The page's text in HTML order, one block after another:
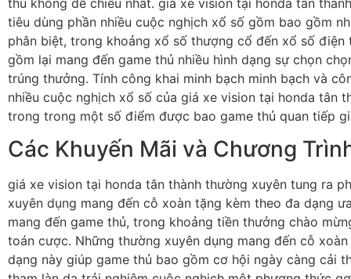
tiêu dùng phần nhiều cuộc nghịch xổ số gồm bao gồm
phân biệt, trong khoảng xổ số thượng cổ đến xổ số điện
gồm lại mang đến game thủ nhiều hình dạng sự chọn
trúng thưởng. Tính công khai minh bạch minh bạch và
nhiều cuộc nghịch xổ số của giá xe vision tại honda tân
trong trong một số điểm được bao game thủ quan tiếp
Các Khuyến Mãi và Chương
giá xe vision tại honda tân thành thường xuyên tung ra
xuyên dụng mang đến cỗ xoàn tặng kèm theo đa dạng
mang đến game thủ, trong khoảng tiền thưởng chào
toán cược. Những thường xuyên dụng mang đến cỗ
dạng này giúp game thủ bao gồm cơ hội ngày càng cải